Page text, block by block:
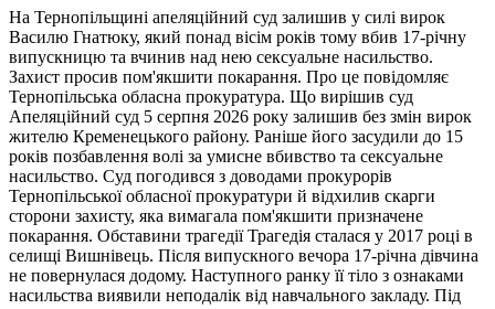
На Тернопільщині апеляційний суд залишив у силі вирок
Василю Гнатюку, який понад вісім років тому вбив 17-річну
випускницю та вчинив над нею сексуальне насильство.
Захист просив пом'якшити покарання. Про це повідомляє
Тернопільська обласна прокуратура. Що вирішив суд
Апеляційний суд 5 серпня 2026 року залишив без змін вирок
жителю Кременецького району. Раніше його засудили до 15
років позбавлення волі за умисне вбивство та сексуальне
насильство. Суд погодився з доводами прокурорів
Тернопільської обласної прокуратури й відхилив скарги
сторони захисту, яка вимагала пом'якшити призначене
покарання. Обставини трагедії Трагедія сталася у 2017 році в
селищі Вишнівець. Після випускного вечора 17-річна дівчина
не повернулася додому. Наступного ранку її тіло з ознаками
насильства виявили неподалік від навчального закладу. Під